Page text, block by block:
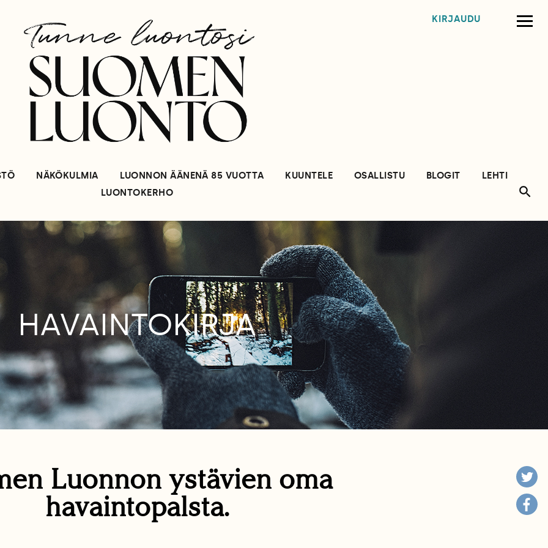
KIRJAUDU
NÄKÖKULMIA LUONNON ÄÄNENÄ 85 VUOTTA KUUNTELE OSALLISTU BLOGIT
LEHTI
LUONTOKERHO
HAVAINTOKIRJA
Luonnon ystävien oma
havaintopalsta.